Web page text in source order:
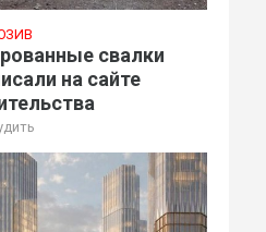
свалки
на сайте